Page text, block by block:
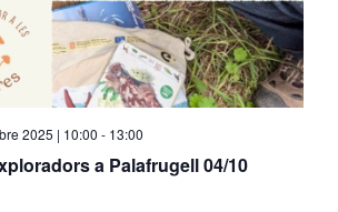
a Palafrugell 04/10
2025 | 10:00 - 13:00